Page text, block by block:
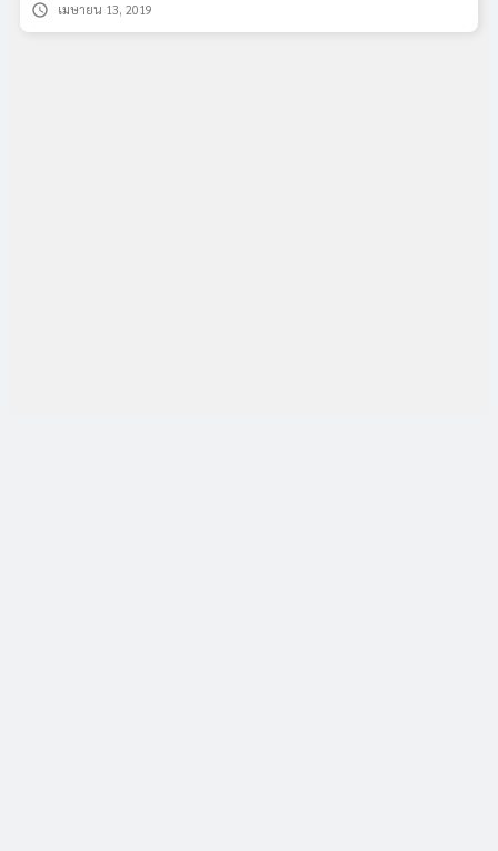
schedule เมษายน 13, 2019